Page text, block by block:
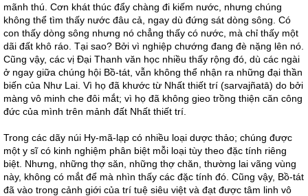
mãnh thú. Cơn khát thúc đẩy chàng đi kiếm nước, nhưng chúng
không thể tìm thấy nước đâu cả, ngay dù đứng sát dòng sông. Có
con thấy dòng sông nhưng nó chẳng thấy có nước, mà chỉ thấy một
dãi đất khô ráo. Tại sao? Bởi vì nghiệp chướng đang đè nặng lên nó.
Cũng vậy, các vị Đại Thanh văn học nhiều thấy rộng đó, dù các ngài
ở ngay giữa chúng hội Bồ-tát, vẫn không thể nhận ra những đại thần
biến của Như Lai. Vì họ đã khước từ Nhất thiết trí (sarvajñatā) do bởi
màng vô minh che đôi mắt; vì họ đã không gieo trồng thiện căn công
đức của mình trên mảnh đất Nhất thiết trí.
Trong các dãy núi Hy-mã-lạp có nhiều loại dược thảo; chúng được
một y sĩ có kinh nghiệm phân biệt mỗi loại tùy theo đặc tính riêng
biệt. Nhưng, những thợ săn, những thợ chăn, thường lai vãng vùng
này, không có mắt để mà nhìn thấy các đặc tính đó. Cũng vậy, Bồ-tát
đã vào trong cảnh giới của trí tuệ siêu việt và đạt được tâm linh vô